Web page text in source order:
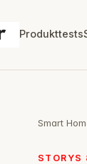
Produkttests
Smart
STORYS